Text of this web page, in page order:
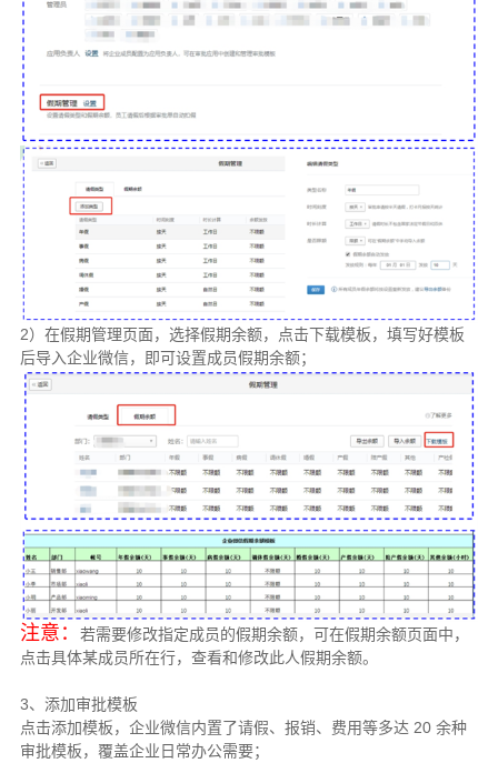
2）在假期管理页面，选择假期余额，点击下载模板，填写好模板
后导入企业微信，即可设置成员假期余额；
注意：
若需要修改指定成员的假期余额，可在假期余额页面中，
点击具体某成员所在行，查看和修改此人假期余额。
3、添加审批模板
点击添加模板，企业微信内置了请假、报销、费用等多达 20 余种
审批模板，覆盖企业日常办公需要；